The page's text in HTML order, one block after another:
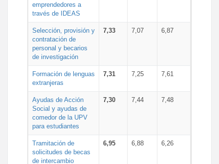
emprendedores a
través de IDEAS
Selección, provisión y
contratación de
personal y becarios
de investigación
7,33 7,07 6,87
Formación de lenguas
extranjeras
7,31 7,25 7,61
Ayudas de Acción
Social y ayudas de
comedor de la UPV
para estudiantes
7,30 7,44 7,48
Tramitación de
solicitudes de becas
de intercambio
6,95 6,88 6,26